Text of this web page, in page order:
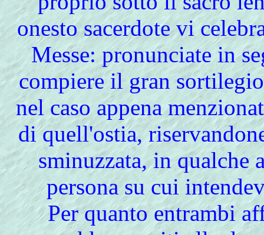
onesto sacerdote vi
Messe: pronunciate in
compiere il gran
nel caso appena
di quell'ostia,
sminuzzata, in qualche
persona su cui
Per quanto entrambi